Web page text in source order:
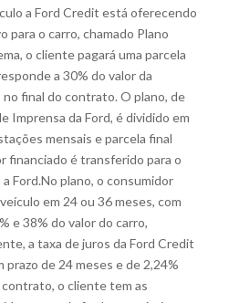
a Ford Credit está oferecendo
para o carro, chamado Plano
o cliente pagará uma parcela
a 30% do valor da
final do contrato. O plano, de
Imprensa da Ford, é dividido em
mensais e parcela final
financiado é transferido para o
Ford.No plano, o consumidor
em 24 ou 36 meses, com
e 38% do valor do carro,
a taxa de juros da Ford Credit
prazo de 24 meses e de 2,24%
contrato, o cliente tem as